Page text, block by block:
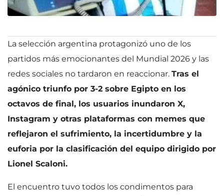
La selección argentina protagonizó uno de los
partidos más emocionantes del Mundial 2026 y las
redes sociales no tardaron en reaccionar. Tras el
agónico triunfo por 3-2 sobre Egipto en los
octavos de final, los usuarios inundaron X,
Instagram y otras plataformas con memes que
reflejaron el sufrimiento, la incertidumbre y la
euforia por la clasificación del equipo dirigido por
Lionel Scaloni.
El encuentro tuvo todos los condimentos para